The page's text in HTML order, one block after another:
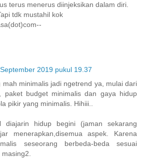
terus menerus diinjeksikan dalam diri.
tdk mustahil kok
2019 pukul 19.37
mah minimalis jadi ngetrend ya, mulai dari
paket budget minimalis dan gaya hidup
pikir yang minimalis. Hihiii..
diajarin hidup begini (jaman sekarang
menerapkan,disemua aspek. Karena
seseorang berbeda-beda sesuai